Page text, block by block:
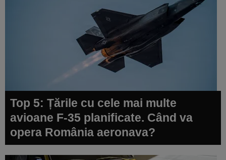
Top 5: Țările cu cele mai multe
avioane F-35 planificate. Când va
opera România aeronava?